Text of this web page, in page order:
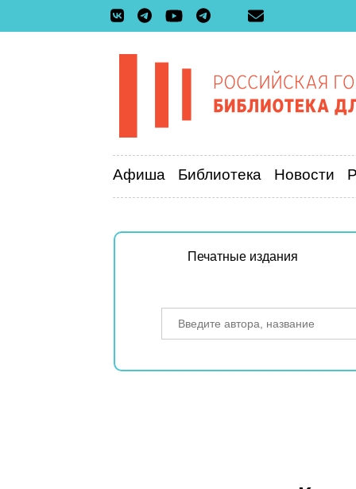
Афиша Библиотека Новости
Печатные издания